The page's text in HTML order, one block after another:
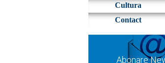
Cultura
Contact
Abonare